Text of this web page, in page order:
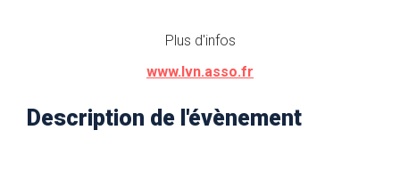
Plus d'infos
www.lvn.asso.fr
Description de l'évènement